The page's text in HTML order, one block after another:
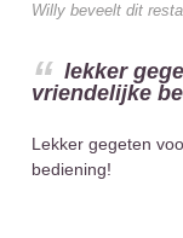
Willy beveelt dit
lekker
vriendelijke
Lekker gegeten
bediening!